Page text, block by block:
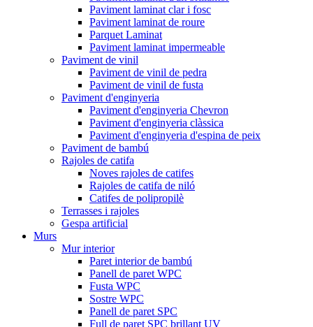
Paviment laminat clar i fosc
Paviment laminat de roure
Parquet Laminat
Paviment laminat impermeable
Paviment de vinil
Paviment de vinil de pedra
Paviment de vinil de fusta
Paviment d'enginyeria
Paviment d'enginyeria Chevron
Paviment d'enginyeria clàssica
Paviment d'enginyeria d'espina de peix
Paviment de bambú
Rajoles de catifa
Noves rajoles de catifes
Rajoles de catifa de niló
Catifes de polipropilè
Terrasses i rajoles
Gespa artificial
Murs
Mur interior
Paret interior de bambú
Panell de paret WPC
Fusta WPC
Sostre WPC
Panell de paret SPC
Full de paret SPC brillant UV